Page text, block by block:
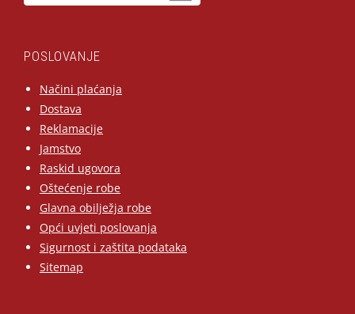
POSLOVANJE
Načini plaćanja
Dostava
Reklamacije
Jamstvo
Raskid ugovora
Oštećenje robe
Glavna obilježja robe
Opći uvjeti poslovanja
Sigurnost i zaštita podataka
Sitemap